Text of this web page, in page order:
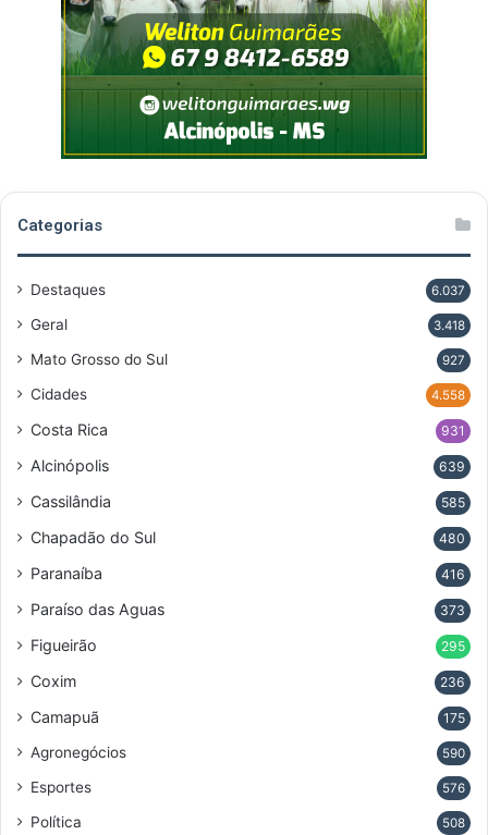
Categorias
Destaques 6.037
Geral 3.418
Mato Grosso do Sul 927
Cidades 4.558
Costa Rica 931
Alcinópolis 639
Cassilândia 585
Chapadão do Sul 480
Paranaíba 416
Paraíso das Aguas 373
Figueirão 295
Coxim 236
Camapuã 175
Agronegócios 590
Esportes 576
Política 508